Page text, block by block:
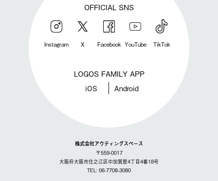
OFFICIAL SNS
Instagram X Facebook YouTube TikTok
LOGOS FAMILY APP
iOS Android
株式会社アウティングスペース
〒559-0017
大阪府大阪市住之江区中加賀屋4丁目4番18号
TEL: 06-7708-3080